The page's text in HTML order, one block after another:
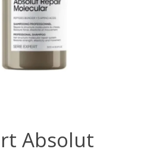
Absolut